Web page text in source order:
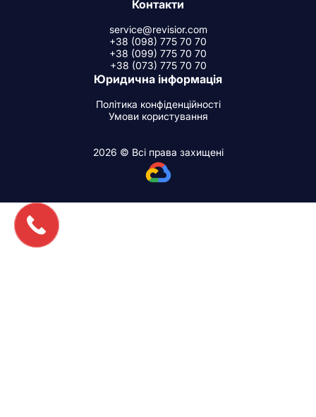
Контакти
service@revisior.com
+38 (098) 775 70 70
+38 (099) 775 70 70
+38 (073) 775 70 70
Юридична інформація
Політика конфіденційності
Умови користування
2026 © Всі права захищені